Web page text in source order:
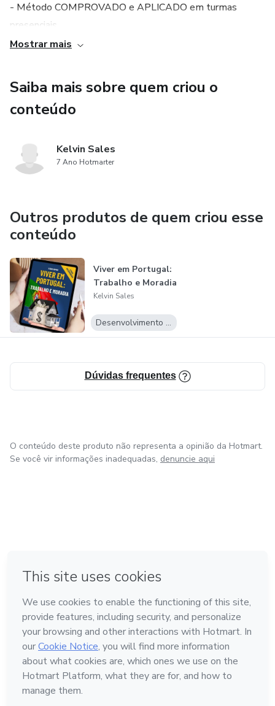
- Método COMPROVADO e APLICADO em turmas
presenciais.
NINGUÉM.
profissionais nesta época de mudança.
- Garantia do produto.
Mostrar mais
Saiba mais sobre quem criou o
conteúdo
Kelvin Sales
7 Ano Hotmarter
Outros produtos de quem criou esse
conteúdo
Viver em Portugal:
Trabalho e Moradia
Kelvin Sales
Desenvolvimento Pessoal
Dúvidas frequentes
O conteúdo deste produto não representa a opinião da Hotmart.
Se você vir informações inadequadas, denuncie aqui
Feito com ❤ na Cidade do México
Conheça a Hotmart
Idioma
Português